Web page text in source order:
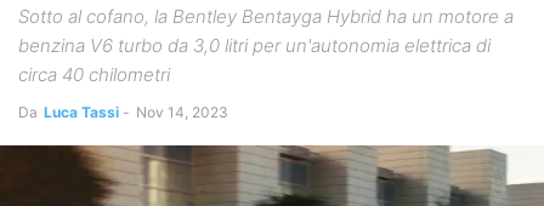
Sotto al cofano, la Bentley Bentayga Hybrid ha un motore a
benzina V6 turbo da 3,0 litri per un'autonomia elettrica di
circa 40 chilometri
Da Luca Tassi - Nov 14, 2023